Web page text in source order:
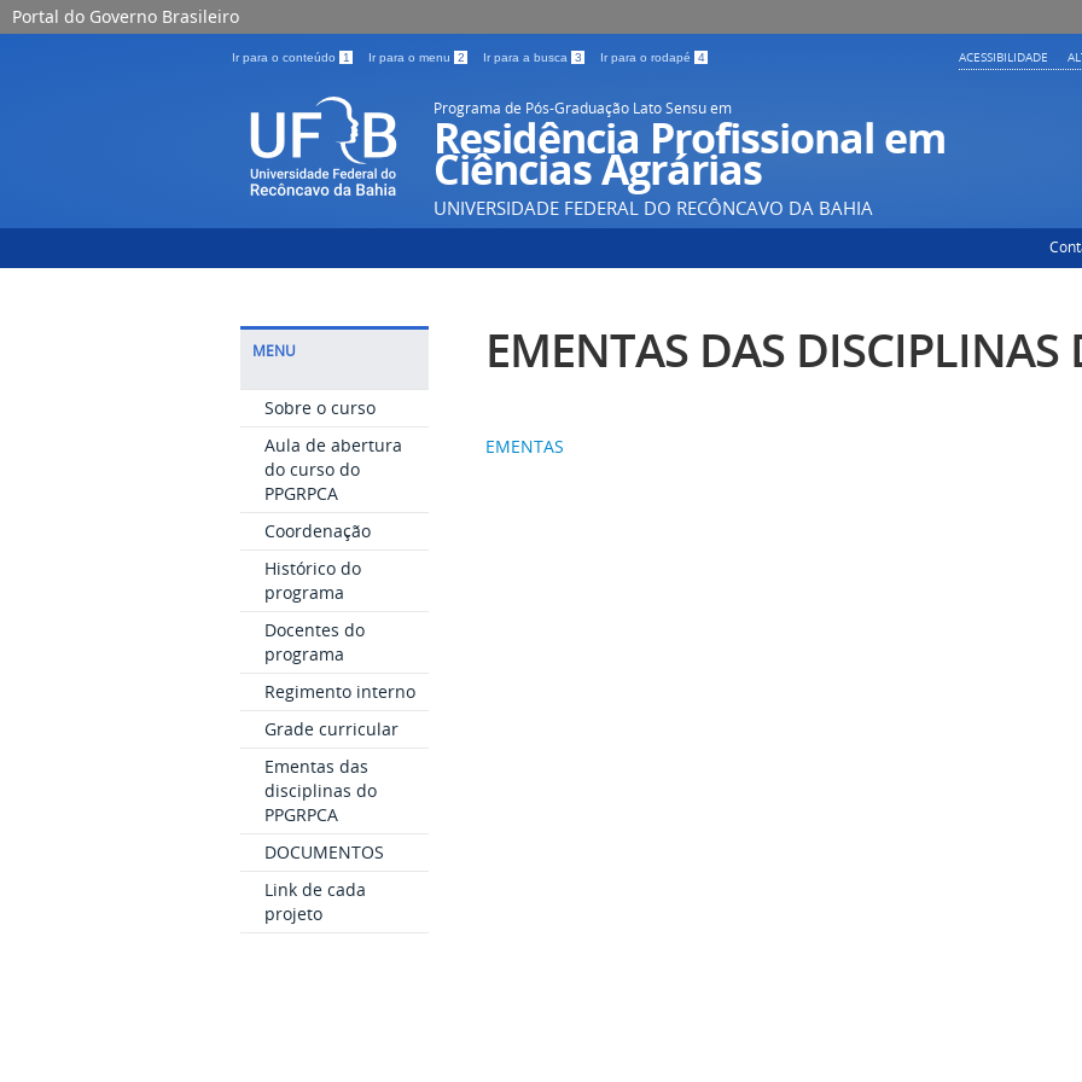
Portal do Governo Brasileiro
Ir para o conteúdo 1 Ir para o menu 2 Ir para a busca 3 Ir para o rodapé 4 ACESSIBILIDADE
Programa de Pós-Graduação Lato Sensu em
Residência Profissional em
Ciências Agrárias
UNIVERSIDADE FEDERAL DO RECÔNCAVO DA BAHIA
MENU
Sobre o curso
Aula de abertura
do curso do
PPGRPCA
Coordenação
Histórico do
programa
Docentes do
programa
Regimento interno
Grade curricular
Ementas das
disciplinas do
PPGRPCA
DOCUMENTOS
Link de cada
projeto
EMENTAS DAS DISCIPLINAS
EMENTAS